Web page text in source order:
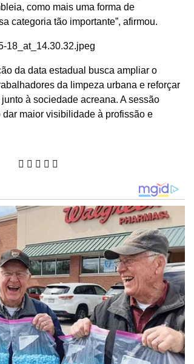
como mais uma forma de
categoria tão importante”, afirmou.
da data estadual busca ampliar o
da limpeza urbana e reforçar
à sociedade acreana. A sessão
maior visibilidade à profissão e